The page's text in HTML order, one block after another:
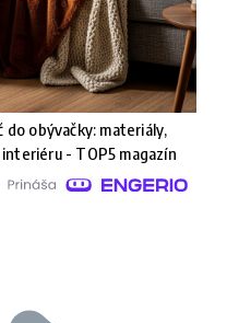
obývačky: materiály,
- TOP5 magazín